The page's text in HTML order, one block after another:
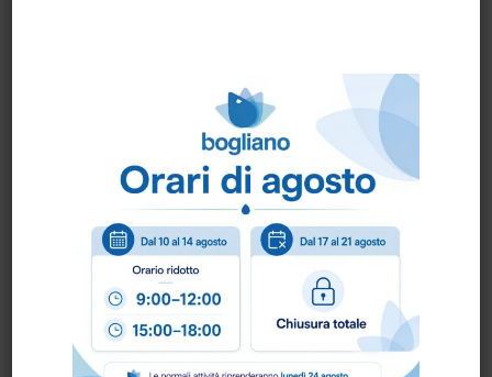
Adatto per qualsiasi tipologia di tessuto in
cotone e mistosintetico, bianchi e colorati.
Scheda Sicurezza Scheda Tecnica
Come ordinare?
Puoi ordinare chiamando al 0172 478161oppure
scrivendo una mail ainfo@bogliano.it
Per ogni informazione siamo a disposizione.